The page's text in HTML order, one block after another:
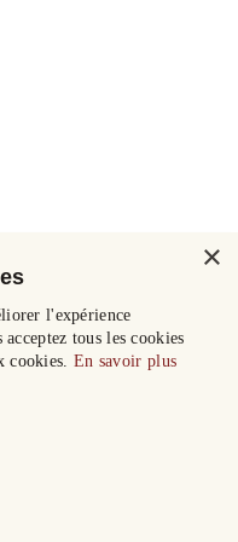
×
l'expérience
tous les cookies
cookies. En savoir plus